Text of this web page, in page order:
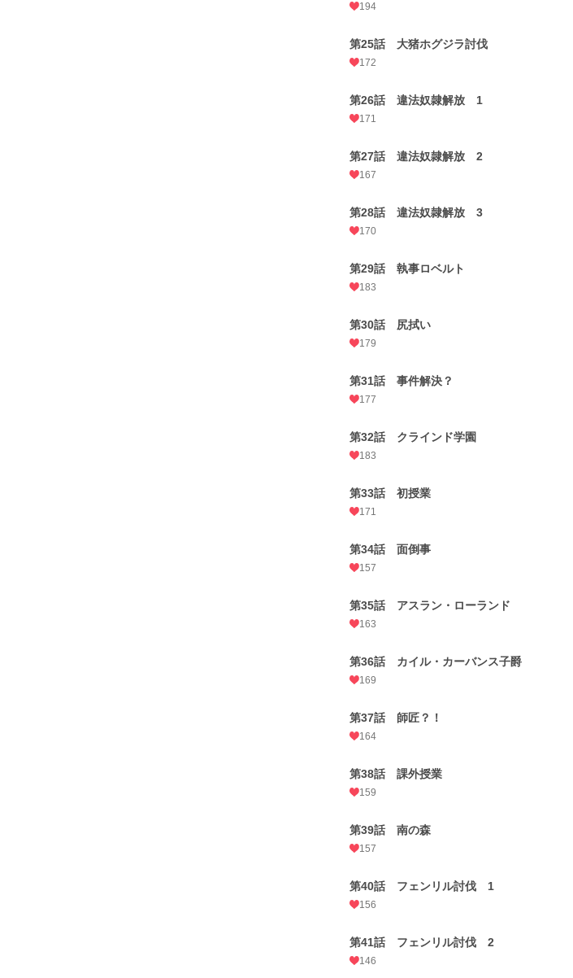
194
第25話 大猪ホグジラ討伐
172
第26話 違法奴隷解放 1
171
第27話 違法奴隷解放 2
167
第28話 違法奴隷解放 3
170
第29話 執事ロベルト
183
第30話 尻拭い
179
第31話 事件解決？
177
第32話 クラインド学園
183
第33話 初授業
171
第34話 面倒事
157
第35話 アスラン・ローランド
163
第36話 カイル・カーバンス子爵
169
第37話 師匠？！
164
第38話 課外授業
159
第39話 南の森
157
第40話 フェンリル討伐 1
156
第41話 フェンリル討伐 2
146